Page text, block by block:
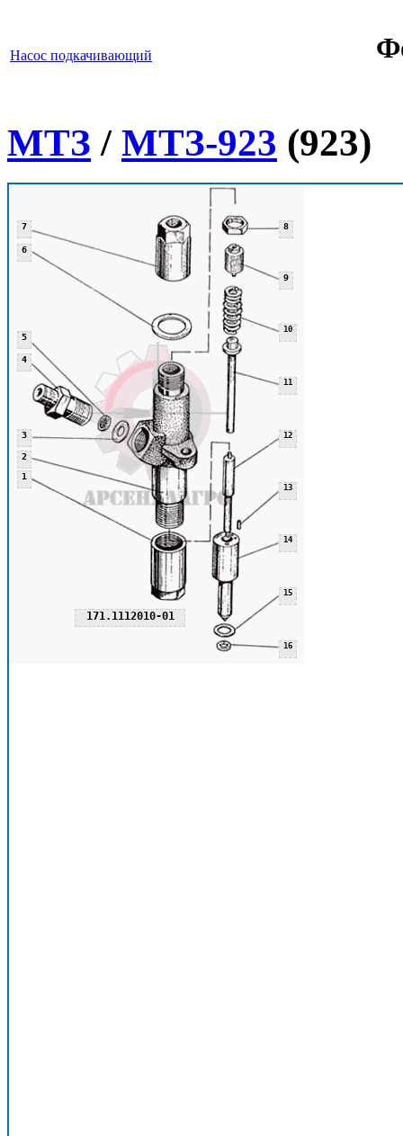
Насос подкачивающий
МТЗ / МТЗ-923 (923)
171.1112010-01
1
2
3
4
5
6
7 8
9
10
11
12
13
14
15
16